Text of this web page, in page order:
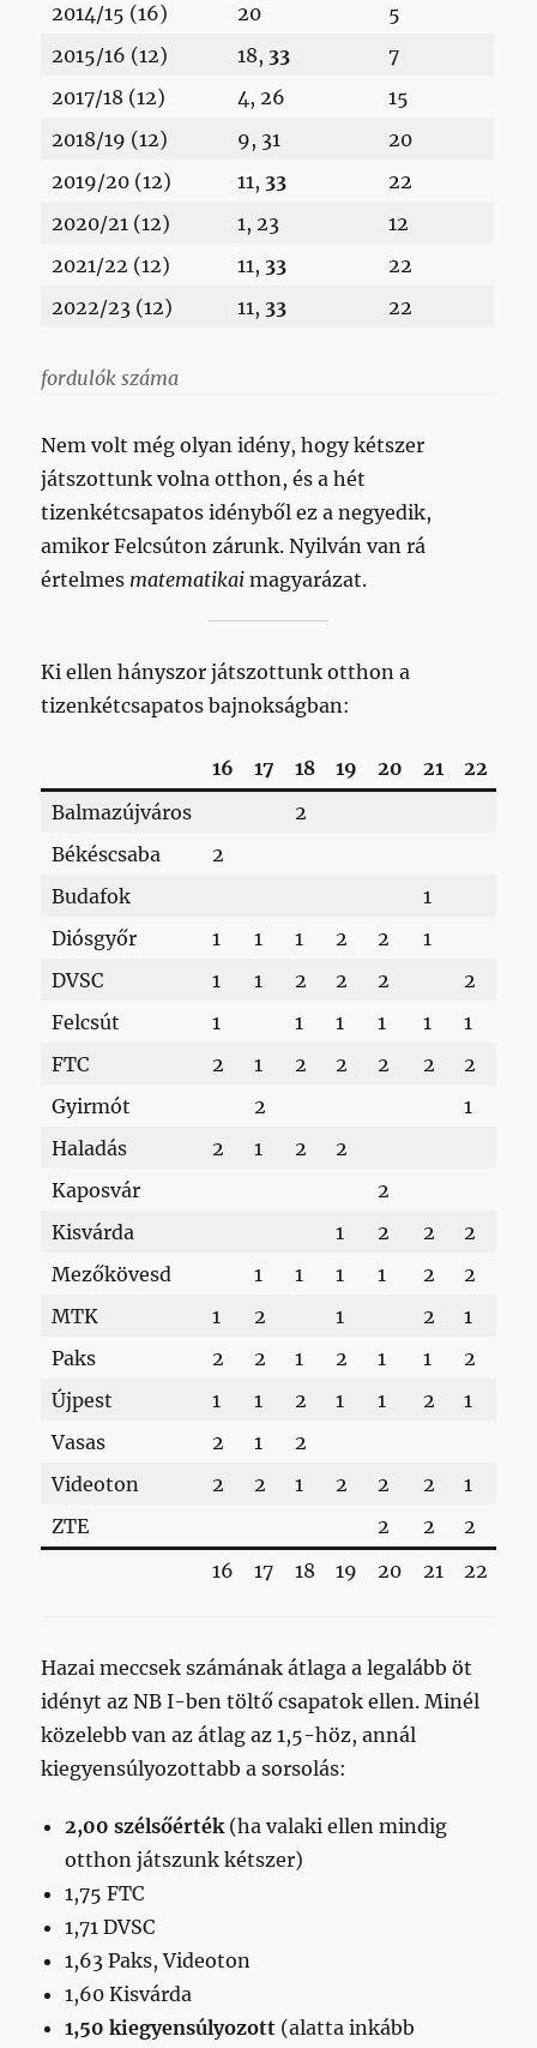
2014/15 (16)
20
5
2015/16 (12)
18, 33
7
2017/18 (12)
4, 26
15
2018/19 (12)
9, 31
20
2019/20 (12)
11, 33
22
2020/21 (12)
1, 23
12
2021/22 (12)
11, 33
22
2022/23 (12)
11, 33 22
fordulók száma
Nem volt még olyan idény, hogy kétszer
játszottunk volna otthon, és a hét
tizenkétcsapatos idényből ez a negyedik,
amikor Felcsúton zárunk. Nyilván van rá
értelmes matematikai magyarázat.
Ki ellen hányszor játszottunk otthon a
tizenkétcsapatos bajnokságban:
16 17 18 19 20 21 22
Balmazújváros
2
Békéscsaba
2
Budafok
1
Diósgyőr
1 1 1 2 2
1
DVSC
1 1 2 2 2 2
Felcsút
1 1 1 1 1 1
FTC
2 1 2 2 2 2 2
Gyirmót
2
1
Haladás
2 1 2
2
Kaposvár
2
Kisvárda
1 2 2 2
Mezőkövesd
1 1 1 1 2 2
MTK
1 2 1 2
1
Paks
2 2 1 2 1 1 2
Újpest
1 1 2 1 1 2 1
Vasas
2 1 2
Videoton
2 2 1 2 2 2 1
ZTE
2 2 2
16
17 18 19 20 21 22
Hazai meccsek számának átlaga a legalább öt
idényt az NB I-ben töltő csapatok ellen. Minél
közelebb van az átlag az 1,5-höz, annál
kiegyensúlyozottabb a sorsolás:
2,00 szélsőérték (ha valaki ellen mindig
otthon játszunk kétszer)
1,75 FTC
1,71 DVSC
1,63 Paks, Videoton
1,60 Kisvárda
1,50 kiegyensúlyozott (alatta inkább